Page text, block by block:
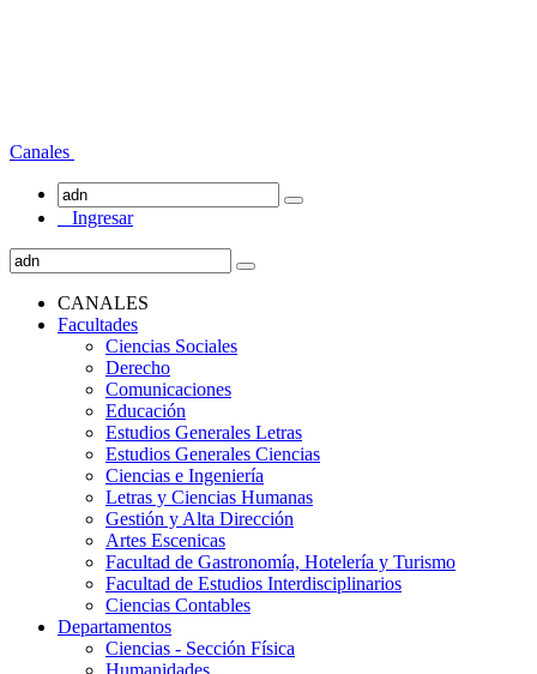
Canales
Ingresar
CANALES
Facultades
Ciencias Sociales
Derecho
Comunicaciones
Educación
Estudios Generales Letras
Estudios Generales Ciencias
Ciencias e Ingeniería
Letras y Ciencias Humanas
Gestión y Alta Dirección
Artes Escenicas
Facultad de Gastronomía, Hotelería y Turismo
Facultad de Estudios Interdisciplinarios
Ciencias Contables
Departamentos
Ciencias - Sección Física
Humanidades